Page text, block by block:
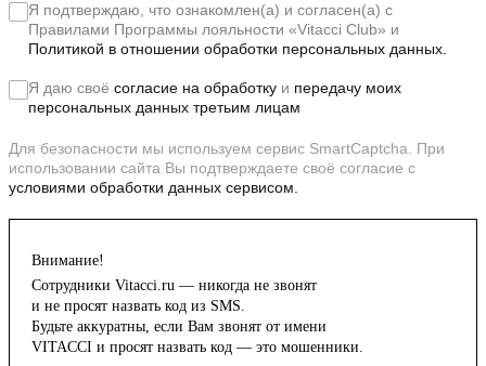
Я подтверждаю, что ознакомлен(а) и согласен(а) с
Правилами Программы лояльности «Vitacci Club» и
Политикой в отношении обработки персональных данных.
Я даю своё согласие на обработку и передачу моих
персональных данных третьим лицам
Для безопасности мы используем сервис SmartCaptcha. При
использовании сайта Вы подтверждаете своё согласие с
условиями обработки данных сервисом.
Внимание!
Сотрудники Vitacci.ru — никогда не звонят
и не просят назвать код из SMS.
Будьте аккуратны, если Вам звонят от имени
VITACCI и просят назвать код — это мошенники.